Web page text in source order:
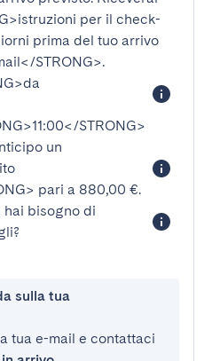
per il check-
prima del tuo arrivo
STRONG>.
STRONG>
un
pari a 880,00 €.
bisogno di
sulla tua
tua e-mail e contattaci